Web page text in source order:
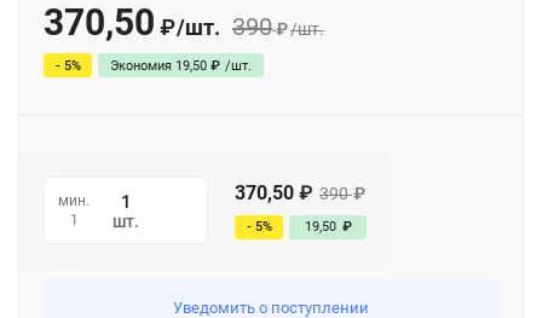
370,50 ₽/шт. 390₽/шт.
- 5% Экономия 19,50 ₽ /шт.
мин.
1
шт.
370,50 ₽ 390 ₽
- 5% 19,50 ₽
Уведомить о поступлении